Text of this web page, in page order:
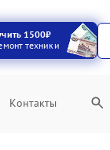
1500₽
техники
Контакты